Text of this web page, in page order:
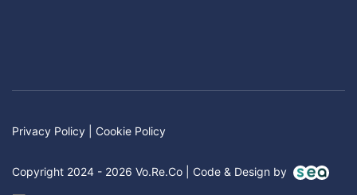
Privacy Policy Cookie Policy
Copyright 2024 - 2026 Vo.Re.Co | Code & Design by